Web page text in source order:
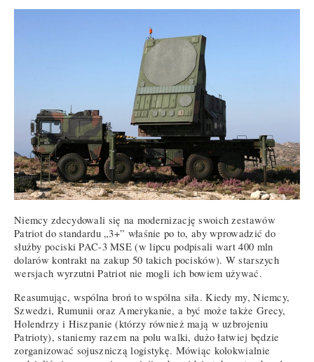
Niemcy zdecydowali się na modernizację swoich zestawów
Patriot do standardu „3+” właśnie po to, aby wprowadzić do
służby pociski PAC-3 MSE (w lipcu podpisali wart 400 mln
dolarów kontrakt na zakup 50 takich pocisków). W starszych
wersjach wyrzutni Patriot nie mogli ich bowiem używać.
Reasumując, wspólna broń to wspólna siła. Kiedy my, Niemcy,
Szwedzi, Rumunii oraz Amerykanie, a być może także Grecy,
Holendrzy i Hiszpanie (którzy również mają w uzbrojeniu
Patrioty), staniemy razem na polu walki, dużo łatwiej będzie
zorganizować sojuszniczą logistykę. Mówiąc kolokwialnie